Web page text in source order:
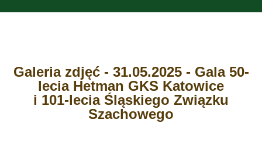
Galeria zdjęć - 31.05.2025 - Gala 50-
lecia Hetman GKS Katowice
i 101-lecia Śląskiego Związku
Szachowego